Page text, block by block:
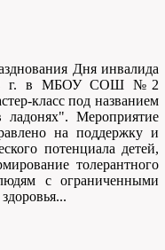
Дня инвалида
г. в МБОУ СОШ №2
класс под названием
ладонях". Мероприятие
на поддержку и
потенциала детей,
толерантного
с ограниченными